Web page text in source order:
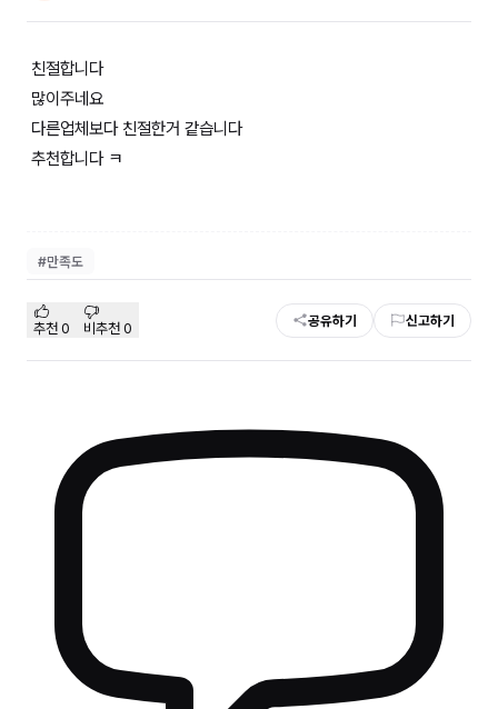
친절합니다
많이주네요
다른업체보다 친절한거 같습니다
추천합니다 ㅋ
#만족도
추천 0 비추천 0 공유하기 신고하기